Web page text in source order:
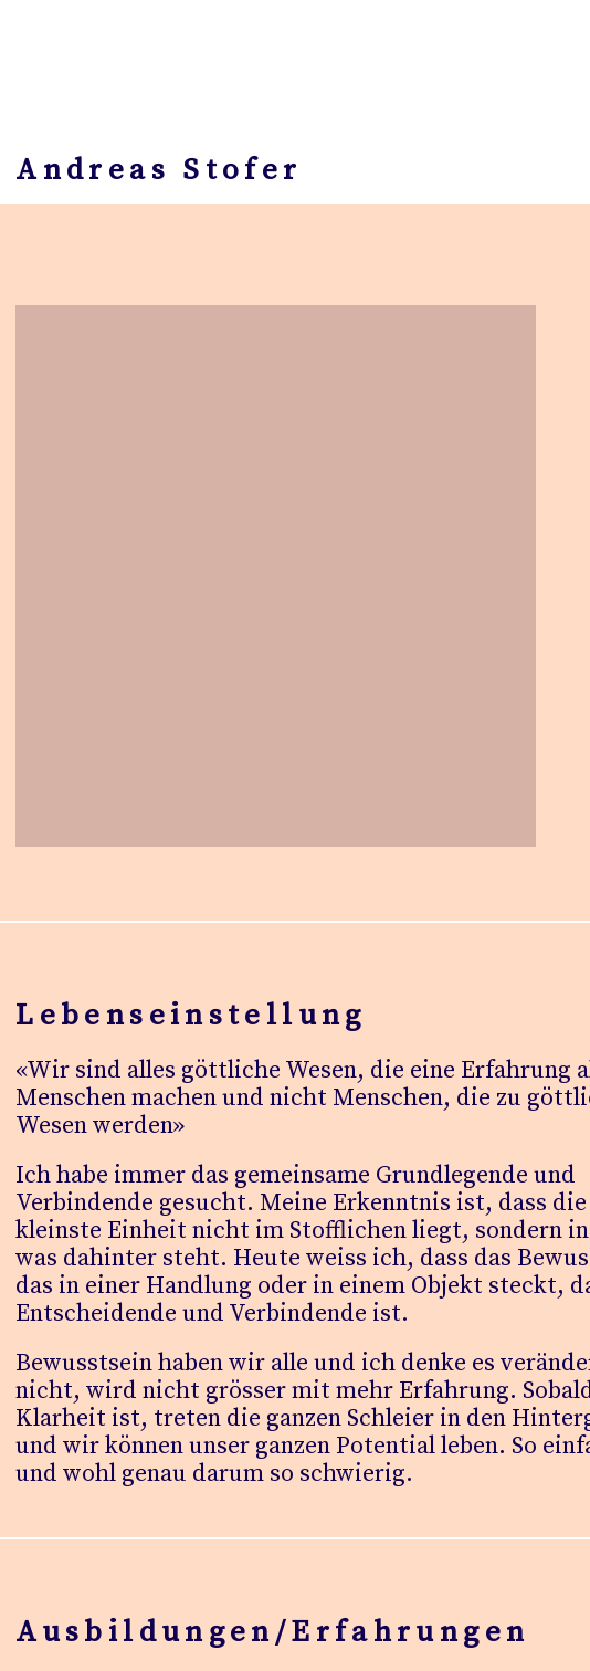
Andreas Stofer
Lebenseinstellung
«Wir sind alles göttliche Wesen, die eine Erfahrung
Menschen machen und nicht Menschen, die zu
Wesen werden»
Ich habe immer das gemeinsame Grundlegende und
Verbindende gesucht. Meine Erkenntnis ist, dass die
kleinste Einheit nicht im Stofflichen liegt, sondern
was dahinter steht. Heute weiss ich, dass das
das in einer Handlung oder in einem Objekt steckt,
Entscheidende und Verbindende ist.
Bewusstsein haben wir alle und ich denke es
nicht, wird nicht grösser mit mehr Erfahrung.
Klarheit ist, treten die ganzen Schleier in den
und wir können unser ganzen Potential leben. So
und wohl genau darum so schwierig.
Ausbildungen/Erfahrungen